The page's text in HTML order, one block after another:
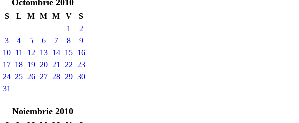
Octombrie 2010
S L M M M V
S
1
2
3
4 5 6 7 8
9
10 11 12 13 14 15
16
17 18 19 20 21 22
23
24 25 26 27 28 29 30
31
Noiembrie 2010